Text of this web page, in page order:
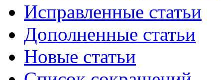
Исправленные статьи
Дополненные статьи
Новые статьи